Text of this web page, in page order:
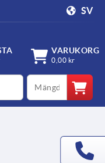
SV
VARUKORG
0,00 kr
qty